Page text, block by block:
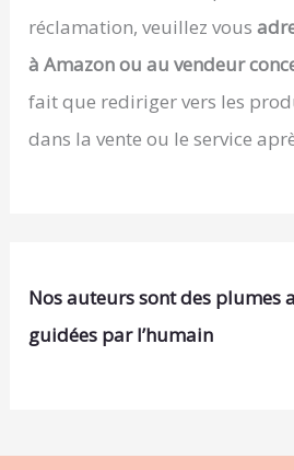
réclamation, veuillez vous
à Amazon ou au vendeur
fait que rediriger vers les
dans la vente ou le service
Nos auteurs sont des plumes
guidées par l’humain